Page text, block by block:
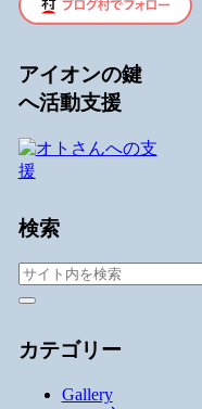
アイオンの鍵
へ活動支援
検索
カテゴリー
Gallery